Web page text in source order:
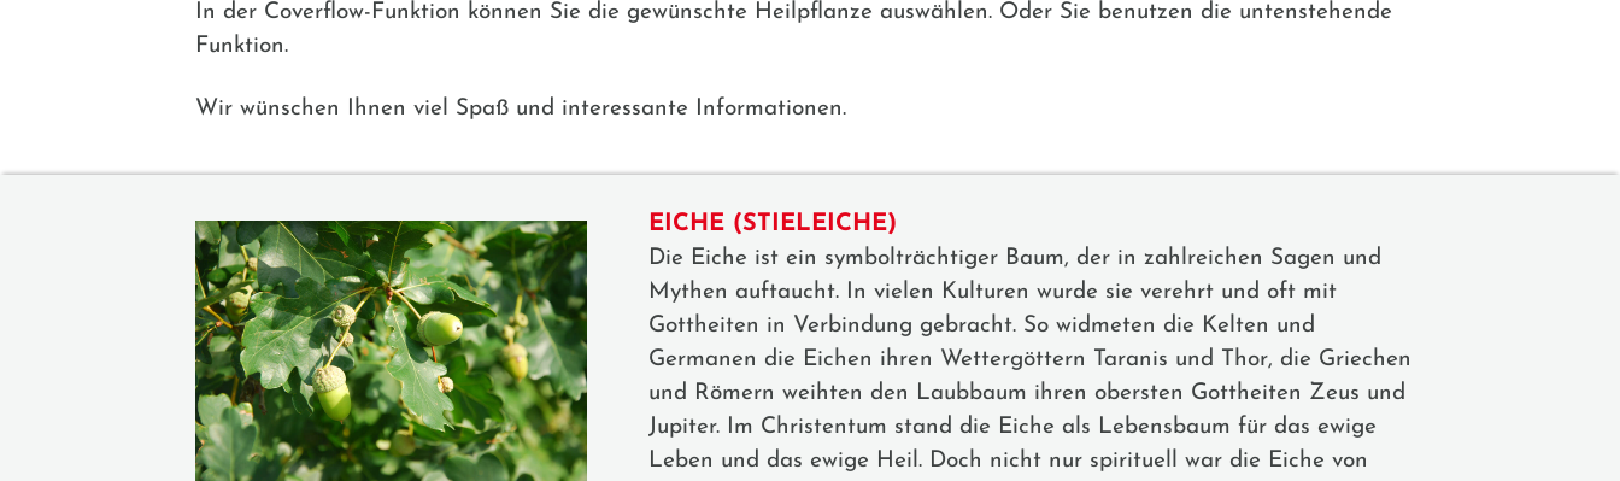
In der Coverflow-Funktion können Sie die gewünschte Heilpflanze auswählen. Oder Sie benutzen die untenstehende
Funktion.
Wir wünschen Ihnen viel Spaß und interessante Informationen.
EICHE (STIELEICHE)
Die Eiche ist ein symbolträchtiger Baum, der in zahlreichen Sagen und
Mythen auftaucht. In vielen Kulturen wurde sie verehrt und oft mit
Gottheiten in Verbindung gebracht. So widmeten die Kelten und
Germanen die Eichen ihren Wettergöttern Taranis und Thor, die Griechen
und Römern weihten den Laubbaum ihren obersten Gottheiten Zeus und
Jupiter. Im Christentum stand die Eiche als Lebensbaum für das ewige
Leben und das ewige Heil. Doch nicht nur spirituell war die Eiche von